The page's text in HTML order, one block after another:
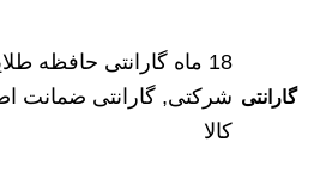
گارانتی
18 ماه گارانتی حافظه
شرکتی, گارانتی ضمانت
کالا